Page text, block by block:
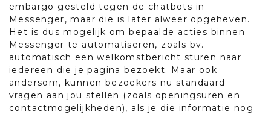
embargo gesteld tegen de chatbots in
Messenger, maar die is later alweer opgeheven.
Het is dus mogelijk om bepaalde acties binnen
Messenger te automatiseren, zoals bv.
automatisch een welkomstbericht sturen naar
iedereen die je pagina bezoekt. Maar ook
andersom, kunnen bezoekers nu standaard
vragen aan jou stellen (zoals openingsuren en
contactmogelijkheden), als je die informatie nog